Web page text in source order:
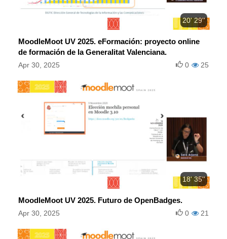
20' 29''
MoodleMoot UV 2025. eFormación: proyecto online
de formación de la Generalitat Valenciana.
Apr 30, 2025 25
0
18' 35''
MoodleMoot UV 2025. Futuro de OpenBadges.
Apr 30, 2025 21
0